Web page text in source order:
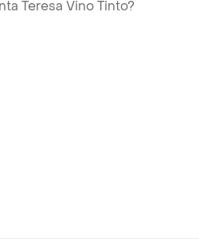
Teresa Vino Tinto?